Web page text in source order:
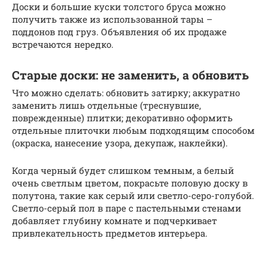
Доски и большие куски толстого бруса можно
получить также из использованной тары –
поддонов под груз. Объявления об их продаже
встречаются нередко.
Старые доски: не заменить, а обновить
Что можно сделать: обновить затирку; аккуратно
заменить лишь отдельные (треснувшие,
поврежденные) плитки; декоративно оформить
отдельные плиточки любым подходящим способом
(окраска, нанесение узора, декупаж, наклейки).
Когда черный будет слишком темным, а белый
очень светлым цветом, покрасьте половую доску в
полутона, такие как серый или светло-серо-голубой.
Светло-серый пол в паре с пастельными стенами
добавляет глубину комнате и подчеркивает
привлекательность предметов интерьера.